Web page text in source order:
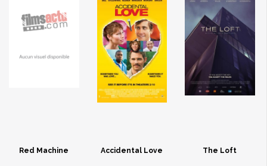
Red Machine Accidental Love The Loft